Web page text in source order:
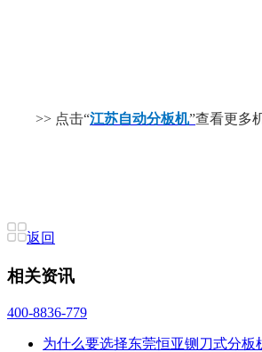
>> 点击“江苏自动分板机”查看更多
返回
相关资讯
400-8836-779
为什么要选择东莞恒亚铡刀式分板